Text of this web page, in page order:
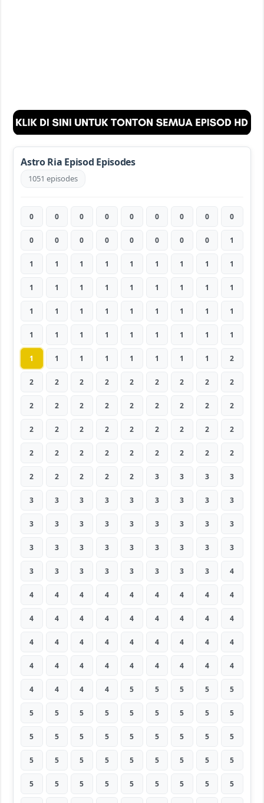
Astro Ria Episod Episodes
1051 episodes
0 0 0 0 0 0 0 0 0
0 0 0 0 0 0 0 0 1
1 1 1 1 1 1 1 1 1
1 1 1 1 1 1 1 1 1
1 1 1 1 1 1 1 1 1
1 1 1 1 1 1 1 1 1
1 1 1 1 1 1 1 1 2
2 2 2 2 2 2 2 2 2
2 2 2 2 2 2 2 2 2
2 2 2 2 2 2 2 2 2
2 2 2 2 2 2 2 2 2
2 2 2 2 2 3 3 3 3
3 3 3 3 3 3 3 3 3
3 3 3 3 3 3 3 3 3
3 3 3 3 3 3 3 3 3
3 3 3 3 3 3 3 3 4
4 4 4 4 4 4 4 4 4
4 4 4 4 4 4 4 4 4
4 4 4 4 4 4 4 4 4
4 4 4 4 4 4 4 4 4
4 4 4 4 5 5 5 5 5
5 5 5 5 5 5 5 5 5
5 5 5 5 5 5 5 5 5
5 5 5 5 5 5 5 5 5
5 5 5 5 5 5 5 5 5